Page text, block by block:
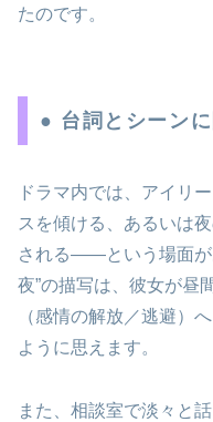
たのです。
● 台詞とシーン
ドラマ内では、アイリ
スを傾ける、あるいは
される――という場面が
夜”の描写は、彼女が昼
（感情の解放／逃避）
ように思えます。
また、相談室で淡々と